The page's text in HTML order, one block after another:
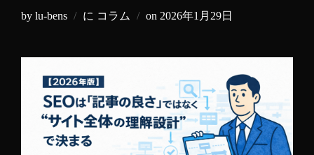
by lu-bens に コラム on 投
2026年1月29日